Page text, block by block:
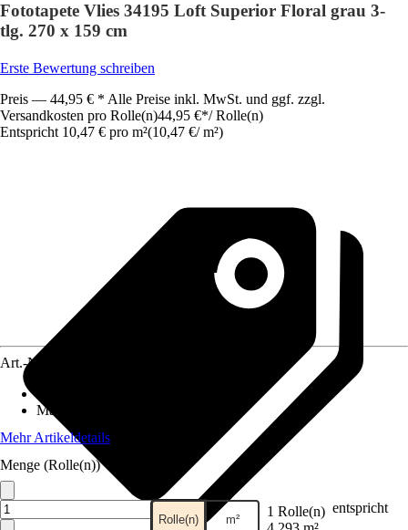
Fototapete Vlies 34195 Loft Superior Floral grau 3-
tlg. 270 x 159 cm
Erste Bewertung schreiben
Preis — 44,95 € * Alle Preise inkl. MwSt. und ggf. zzgl.
Versandkosten pro Rolle(n)44,95 €*/ Rolle(n)
Entspricht 10,47 € pro m²(10,47 €/ m²)
Art.-Nr.
Maße (BxH)
Mehr Artikeldetails
Menge (Rolle(n))
Rolle(n) m² 1 Rolle(n) entspricht